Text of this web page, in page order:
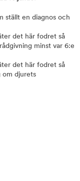
ställt en diagnos och
det här fodret så
minst var 6:e
det här fodret så
om djurets